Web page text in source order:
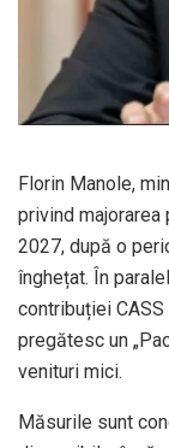
Florin Manole,
privind majorarea
2027, după o
înghețat. În
contribuției
pregătesc un
venituri mici.
Măsurile sunt